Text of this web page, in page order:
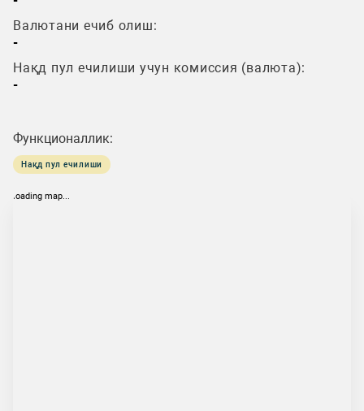
Валютани ечиб олиш:
-
Нақд пул ечилиши учун комиссия (валюта):
-
Функционаллик:
Нақд пул ечилиши
loading map...